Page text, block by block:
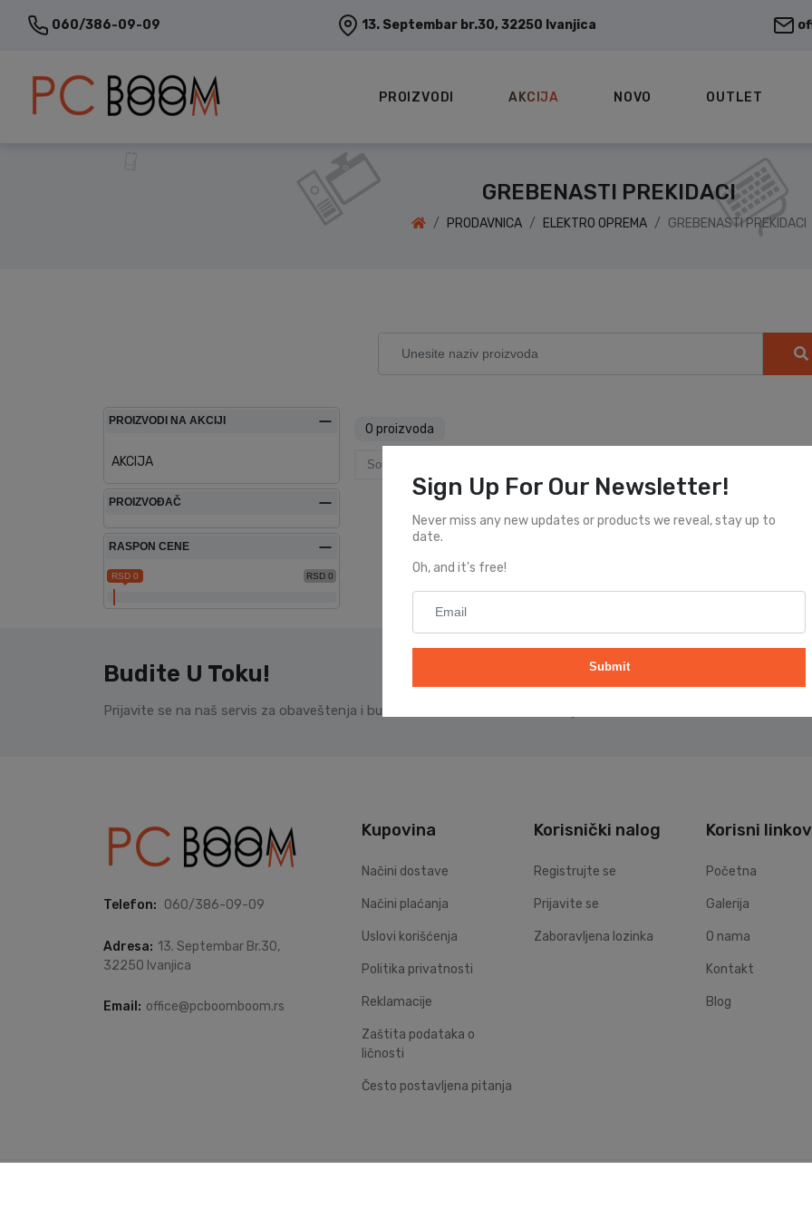
060/386-09-09 13. Septembar br.30, 32250 Ivanjica
PROIZVODI AKCIJA NOVO OUTLET
GREBENASTI PREKIDACI
PRODAVNICA ELEKTRO OPREMA GREBENASTI PREKIDACI
PROIZVODI NA AKCIJI
AKCIJA
PROIZVOĐAČ
RASPON CENE
RSD 0
RSD 0
0 proizvoda
Sortiranje Proizvoda
Budite U Toku!
Prijavite se na naš servis za obaveštenja i budite u toku sa novim informacijama.
Telefon: 060/386-09-09
Adresa: 13. Septembar Br.30,
32250 Ivanjica
Email: office@pcboomboom.rs
Kupovina
Načini dostave
Načini plaćanja
Uslovi korišćenja
Politika privatnosti
Reklamacije
Zaštita podataka o
ličnosti
Često postavljena pitanja
Korisnički nalog
Registrujte se
Prijavite se
Zaboravljena lozinka
Korisni
Početna
Galerija
O nama
Kontakt
Blog
Sign Up For Our Newsletter!
Never miss any new updates or products we reveal, stay up to
date.
Oh, and it's free!
Submit